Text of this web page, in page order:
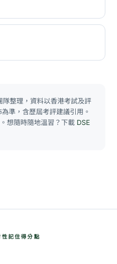
隊整理，資料以香港考試及評
準，含歷屆考評建議引用。
想隨時隨地溫習？下載 DSE
記住得分點